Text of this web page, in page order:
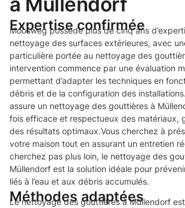
Expertise confirmée
Moosweg possède plus de cinq ans
nettoyage des surfaces extérieures, avec
particulière portée au nettoyage des
intervention commence par une évaluation
permettant d’adapter les techniques en
débris et de la configuration des
assure un nettoyage des gouttières à
fois efficace et respectueux des matériaux,
des résultats optimaux.Vous cherchez à
votre maison tout en assurant un entretien
cherchez pas plus loin, le nettoyage des
Müllendorf est la solution idéale pour
liés à l’eau et aux débris accumulés.
Méthodes adaptées
Le nettoyage des gouttières à Müllendorf